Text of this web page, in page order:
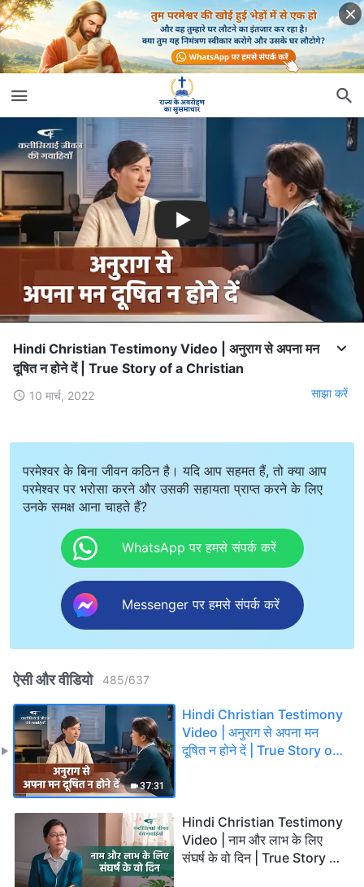
Hindi Christian Testimony Video | अनुराग से अपना मन
दूषित न होने दें | True Story of a Christian
10 मार्च, 2022 साझा करें
परमेश्वर के बिना जीवन कठिन है। यदि आप सहमत हैं, तो क्या आप
परमेश्वर पर भरोसा करने और उसकी सहायता प्राप्त करने के लिए
उनके समक्ष आना चाहते हैं?
WhatsApp पर हमसे संपर्क करें
Messenger पर हमसे संपर्क करें
ऐसी और वीडियो 485/637
37:31
Hindi Christian Testimony
Video | अनुराग से अपना मन
दूषित न होने दें | True Story of
Hindi Christian Testimony
Video | नाम और लाभ के लिए
संघर्ष के वो दिन | True Story of